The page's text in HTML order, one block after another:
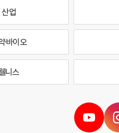
산업
·바이오
니스